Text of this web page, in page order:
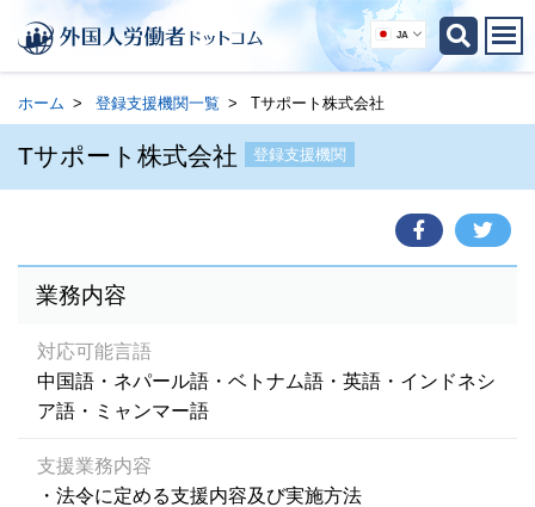
JA
ホーム 登録支援機関一覧 Tサポート株式会社
Tサポート株式会社 登録支援機関
業務内容
対応可能言語
中国語・ネパール語・ベトナム語・英語・インドネシ
ア語・ミャンマー語
支援業務内容
・法令に定める支援内容及び実施方法